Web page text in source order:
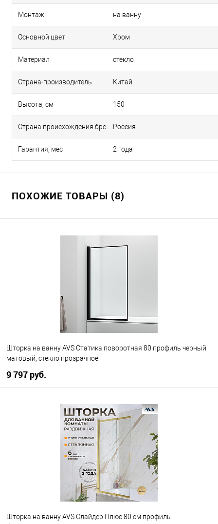
Монтаж на ванну
Основной цвет Хром
Материал стекло
Страна-производитель Китай
Высота, см 150
Россия
Гарантия, мес 2 года
ПОХОЖИЕ ТОВАРЫ (8)
Шторка на ванну AVS Статика поворотная 80 профиль черный
матовый, стекло прозрачное
9 797 руб.
В корзину
В наличии
Шторка на ванну AVS Слайдер Плюс 80 см профиль